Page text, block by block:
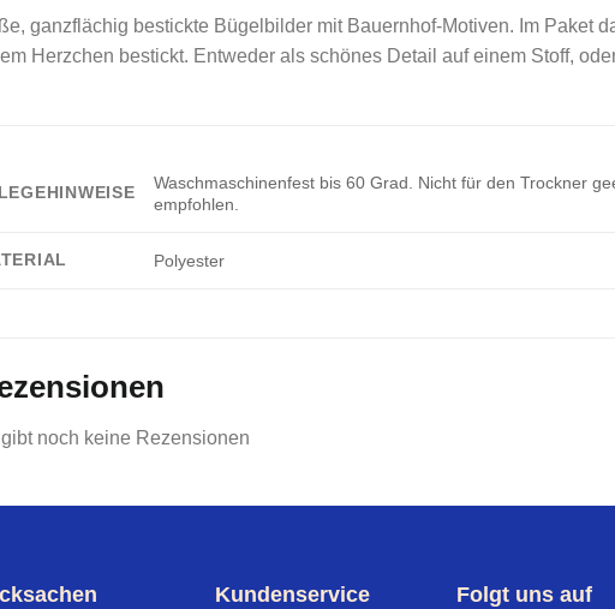
ganzflächig bestickte Bügelbilder mit Bauernhof-Motiven. Im Paket
Herzchen bestickt. Entweder als schönes Detail auf einem Stoff,
Waschmaschinenfest bis 60 Grad. Nicht für den Trockner
empfohlen.
Polyester
noch keine Rezensionen
Kundenservice Folgt uns auf